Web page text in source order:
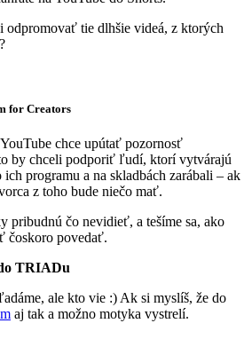
odpromovať tie dlhšie videá, z ktorých
for Creators
chce upútať pozornosť
by chceli podporiť ľudí, ktorí vytvárajú
programu a na skladbách zarábali – ak
z toho bude niečo mať.
pribudnú čo nevidieť, a tešíme sa, ako
čoskoro povedať.
TRIADu
ale kto vie :) Ak si myslíš, že do
aj tak a možno motyka vystrelí.